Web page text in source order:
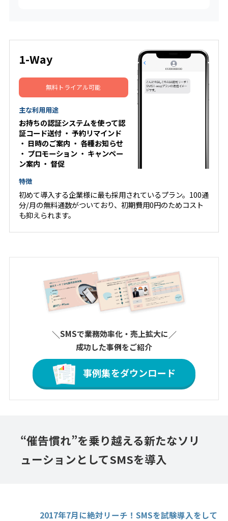
1-Way
無料トライアル可能
特徴
初めて導入する企業様に最も採用されているプラン。100通
分/月の無料通数がついており、初期費用0円のためコスト
も抑えられます。
主な利用用途
お持ちの認証システムを使って認
証コード送付 ・ 予約リマインド
・ 日時のご案内 ・ 各種お知らせ
・ プロモーション ・ キャンペー
ン案内 ・ 督促
＼SMSで業務効率化・売上拡大に
成功した事例をご紹介
／
事例集をダウンロード
“催告慣れ”を乗り越える新たなソリ
ューションとしてSMSを導入
2017年7月に絶対リーチ！SMSを試験導入をして